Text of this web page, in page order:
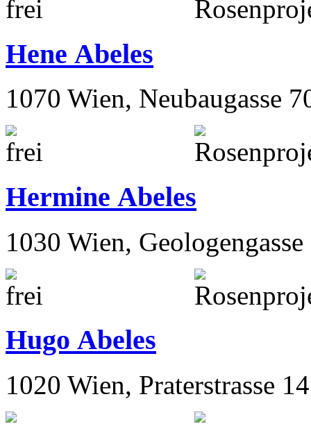
Hene Abeles
1070 Wien, Neubaugasse
Hermine Abeles
1030 Wien,
Hugo Abeles
1020 Wien, Praterstrasse 14